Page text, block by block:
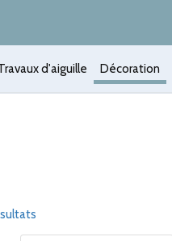
d'aiguille Décoration